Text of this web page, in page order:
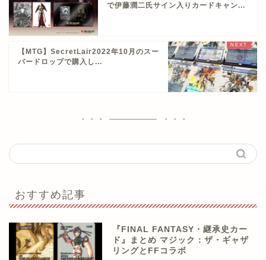
で伊藤潤二氏サイン入りカードキャン...
【MTG】SecretLair2022年10月のスー
パードロップで購入し...
おすすめ記事
『FINAL FANTASY・継承史カー
ド』まとめ マジック：ザ・ギャザ
リングとFFコラボ